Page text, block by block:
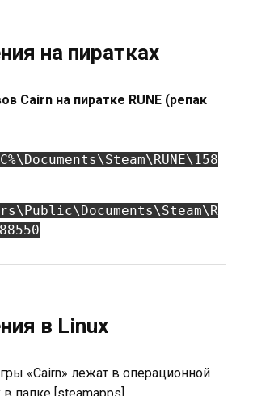
на пиратках
Cairn на пиратке RUNE (репак
в Linux
«Cairn» лежат в операционной